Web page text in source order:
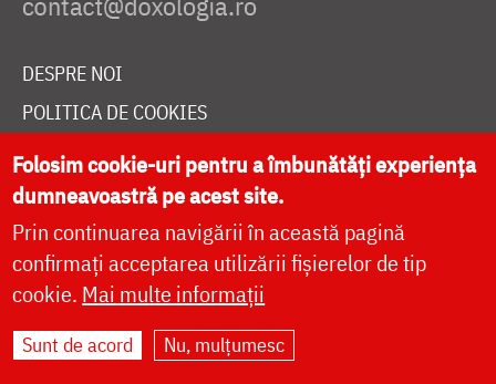
DESPRE NOI
POLITICA DE COOKIES
DONEAZĂ ONLINE PENTRU CATEDRALA NAȚIONALĂ
LIVE
Site dezvoltat deDOXOLOGIA MEDIA
Arhiepiscopia Iașilor | ©
Folosim cookie-uri pentru a îmbunătăți experiența
dumneavoastră pe acest site.
Prin continuarea navigării în această pagină
confirmați acceptarea utilizării fișierelor de tip
cookie. Mai multe informații
Sunt de acord Nu, mulțumesc